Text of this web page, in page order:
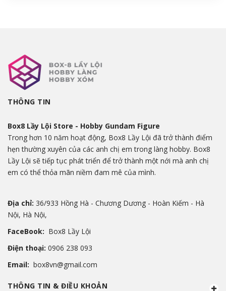
THÔNG TIN
Box8 Lầy Lội Store - Hobby Gundam Figure
Trong hơn 10 năm hoạt động, Box8 Lầy Lội đã trở thành điểm
hẹn thường xuyên của các anh chị em trong làng hobby. Box8
Lầy Lội sẽ tiếp tục phát triển để trở thành một nới mà anh chị
em có thể thỏa mãn niềm đam mê của mình.
Địa chỉ: 36/933 Hồng Hà - Chương Dương - Hoàn Kiếm - Hà
Nội, Hà Nội,
FaceBook: Box8 Lầy Lội
Điện thoại: 0906 238 093
Email: box8vn@gmail.com
THÔNG TIN & ĐIỀU KHOẢN